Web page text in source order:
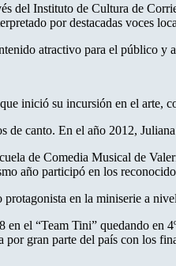
del Instituto de Cultura de
por destacadas voces
atractivo para el público
inició su incursión en el arte,
de canto. En el año 2012,
de Comedia Musical de
año participó en los
en la miniserie a
el “Team Tini” quedando en
por gran parte del país con los